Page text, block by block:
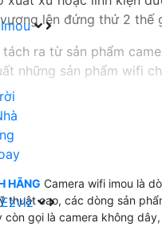
lên đứng thứ 2 thế
ra từ sản phẩm
những sản phẩm wifi
cài đặt và bảo mât
điện thoại với công
CHÍNH HÃNG
xem như sản phẩm
HÃNG Camera wifi imou là
thuật cao, các dòng sản
gọi là camera không